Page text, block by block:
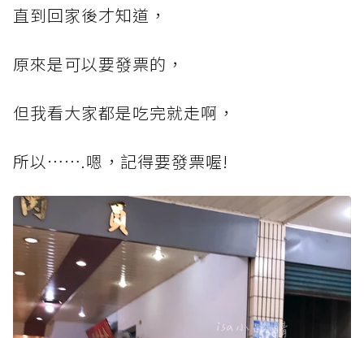
直到回家後才知道，
原來是可以要發票的，
但我看大家都是吃完就走啊，
所以…….嗯，記得要發票喔!